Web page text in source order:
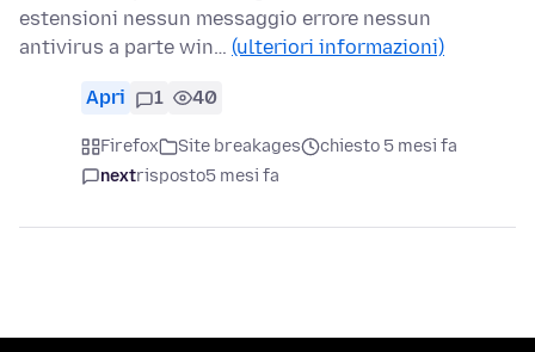
estensioni nessun messaggio errore nessun
antivirus a parte win… (ulteriori informazioni)
Apri 1 40
Firefox Site breakages
chiesto 5 mesi fa
nextrisposto5 mesi fa